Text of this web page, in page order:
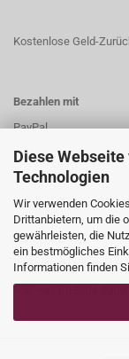
Diese
Technologien
Wir verwenden
Drittanbietern, um die
gewährleisten, die
ein bestmögliches
Informationen finden
Kostenlose Geld-
Bezahlen mit
PayPal
Vorkasse
Kundenservice
E-Mail: